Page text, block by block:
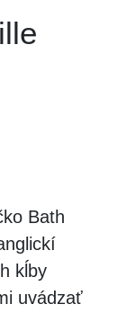
Bath
kĺby
uvádzať